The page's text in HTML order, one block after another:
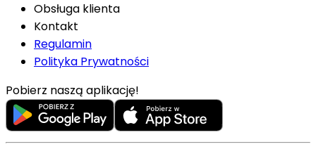
Obsługa klienta
Kontakt
Regulamin
Polityka Prywatności
Pobierz naszą aplikację!